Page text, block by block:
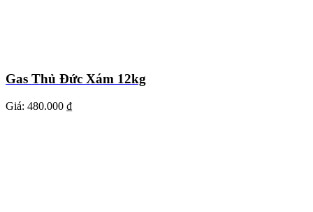
Gas Thủ Đức Xám 12kg
Giá: 480.000 ₫